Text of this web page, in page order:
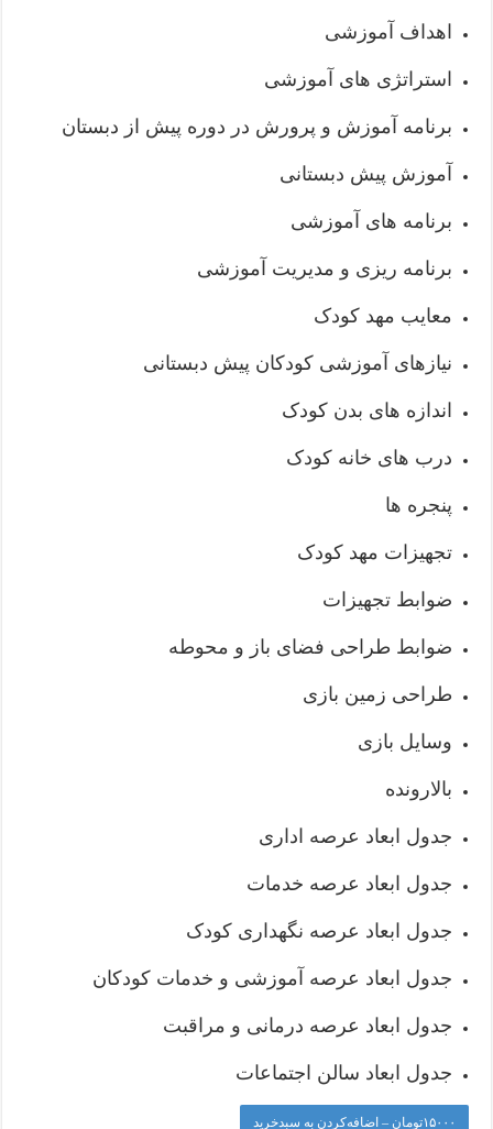
اهداف آموزشی
استراتژی های آموزشی
برنامه آموزش و پرورش در دوره پیش از دبستان
آموزش پیش دبستانی
برنامه های آموزشی
برنامه ریزی و مدیریت آموزشی
معایب مهد کودک
نیازهای آموزشی کودکان پیش دبستانی
اندازه های بدن کودک
درب های خانه کودک
پنجره ها
تجهیزات مهد کودک
ضوابط تجهیزات
ضوابط طراحی فضای باز و محوطه
طراحی زمین بازی
وسایل بازی
بالارونده
جدول ابعاد عرصه اداری
جدول ابعاد عرصه خدمات
جدول ابعاد عرصه نگهداری کودک
جدول ابعاد عرصه آموزشی و خدمات کودکان
جدول ابعاد عرصه درمانی و مراقبت
جدول ابعاد سالن اجتماعات
۱۵۰۰۰تومان – اضافه‌کردن به سبدخرید